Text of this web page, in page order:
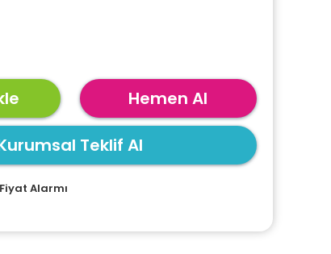
Hemen Al
Teklif Al
Fiyat Alarmı